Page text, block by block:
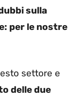
sulla
per le nostre
settore e
delle due